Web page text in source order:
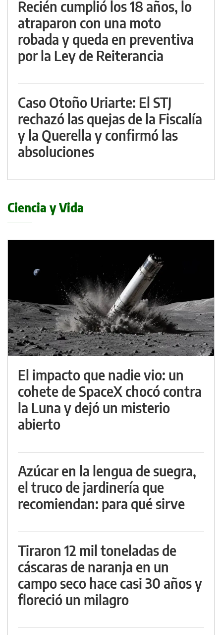
Recién cumplió los 18 años, lo
atraparon con una moto
robada y queda en preventiva
por la Ley de Reiterancia
Caso Otoño Uriarte: El STJ
rechazó las quejas de la Fiscalía
y la Querella y confirmó las
absoluciones
Ciencia y Vida
El impacto que nadie vio: un
cohete de SpaceX chocó contra
la Luna y dejó un misterio
abierto
Azúcar en la lengua de suegra,
el truco de jardinería que
recomiendan: para qué sirve
Tiraron 12 mil toneladas de
cáscaras de naranja en un
campo seco hace casi 30 años y
floreció un milagro